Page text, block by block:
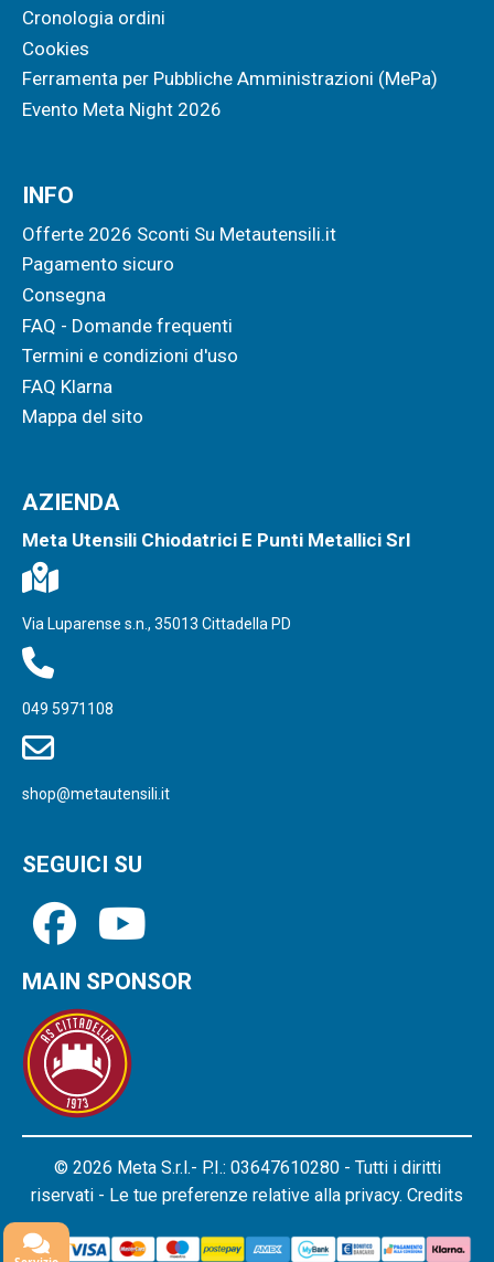
Cronologia ordini
Cookies
Ferramenta per Pubbliche Amministrazioni (MePa)
Evento Meta Night 2026
INFO
Offerte 2026 Sconti Su Metautensili.it
Pagamento sicuro
Consegna
FAQ - Domande frequenti
Termini e condizioni d'uso
FAQ Klarna
Mappa del sito
AZIENDA
Meta Utensili Chiodatrici E Punti Metallici Srl
Via Luparense s.n., 35013 Cittadella PD
049 5971108
shop@metautensili.it
SEGUICI SU
MAIN SPONSOR
© 2026 Meta S.r.l.- P.I.: 03647610280 - Tutti i diritti
riservati - Le tue preferenze relative alla privacy. Credits